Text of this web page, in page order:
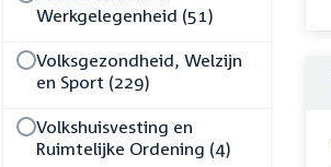
Werkgelegenheid (51)
Volksgezondheid, Welzijn
en Sport (229)
Volkshuisvesting en
Ruimtelijke Ordening (4)